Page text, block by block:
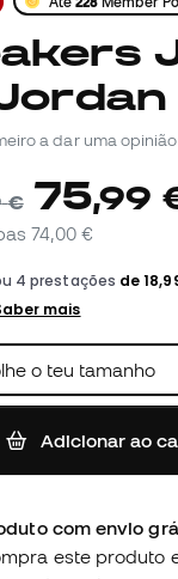
a dar uma opinião
€ 75,99
74,00 €
o teu tamanho
Adicionar ao
com envio
este produto